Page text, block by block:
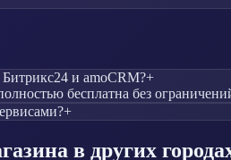
и amoCRM?+
бесплатна без
+
в других